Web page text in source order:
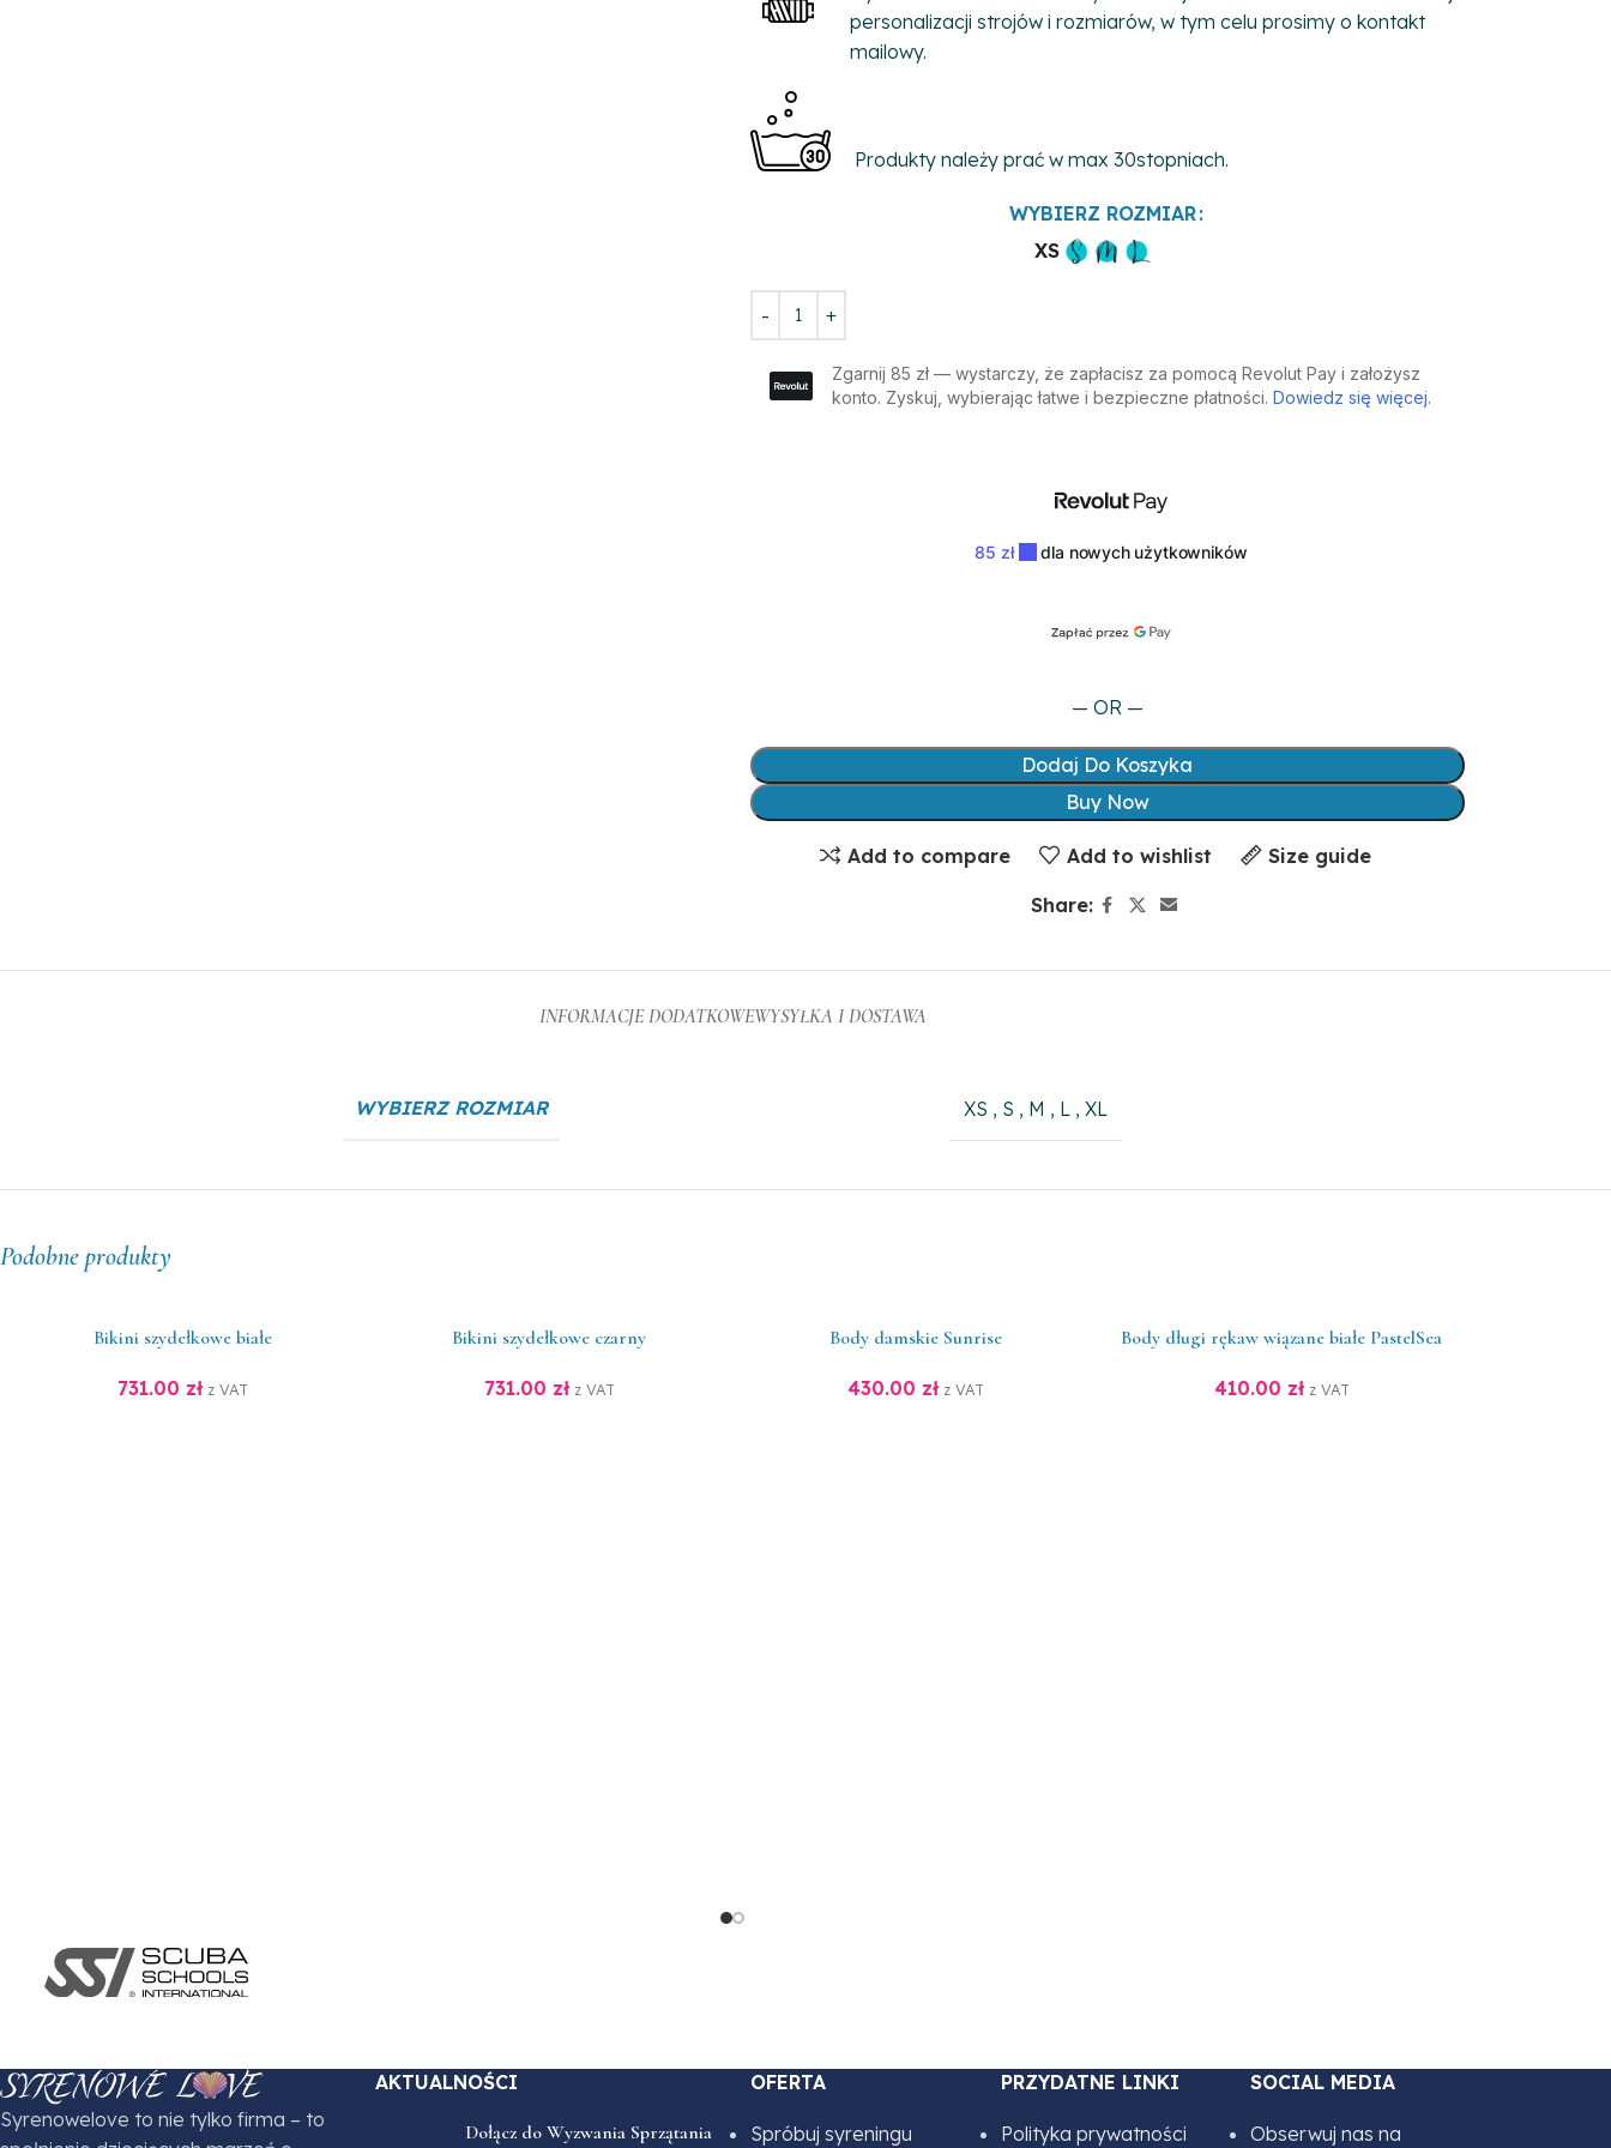
personalizacji strojów i rozmiarów, w tym celu prosimy o kontakt
mailowy.
Produkty należy prać w max 30stopniach.
WYBIERZ ROZMIAR
XS
— OR —
Dodaj Do Koszyka
Buy Now
Add to compare Add to wishlist Size guide
Share:
INFORMACJE DODATKOWEWYSYŁKA I DOSTAWA
WYBIERZ ROZMIAR XS , S , M , L , XL
Podobne produkty
Bikini szydełkowe białe
731.00 zł z VAT
Bikini szydełkowe czarny
731.00 zł z VAT
Body damskie Sunrise
430.00 zł z VAT
Body długi rękaw wiązane białe PastelSea
410.00 zł z VAT
Syrenowelove to nie tylko firma – to
AKTUALNOŚCI
Dołącz do Wyzwania Sprzątania
OFERTA
Spróbuj syreningu
PRZYDATNE LINKI
Polityka prywatności
SOCIAL MEDIA
Obserwuj nas na